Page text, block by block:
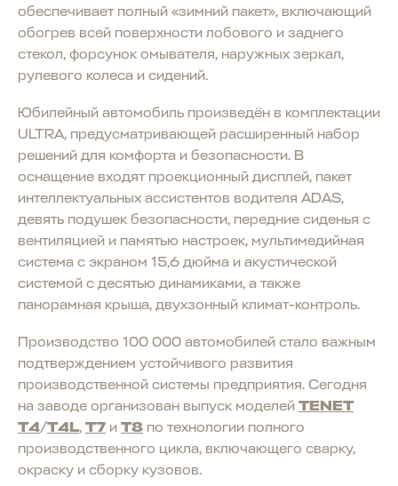
обеспечивает полный «зимний пакет», включающий
обогрев всей поверхности лобового и заднего
стекол, форсунок омывателя, наружных зеркал,
рулевого колеса и сидений.
Юбилейный автомобиль произведён в комплектации
ULTRA, предусматривающей расширенный набор
решений для комфорта и безопасности. В
оснащение входят проекционный дисплей, пакет
интеллектуальных ассистентов водителя ADAS,
девять подушек безопасности, передние сиденья с
вентиляцией и памятью настроек, мультимедийная
система с экраном 15,6 дюйма и акустической
системой с десятью динамиками, а также
панорамная крыша, двухзонный климат-контроль.
Производство 100 000 автомобилей стало важным
подтверждением устойчивого развития
производственной системы предприятия. Сегодня
на заводе организован выпуск моделей TENET
T4/T4L, T7 и T8 по технологии полного
производственного цикла, включающего сварку,
окраску и сборку кузовов.